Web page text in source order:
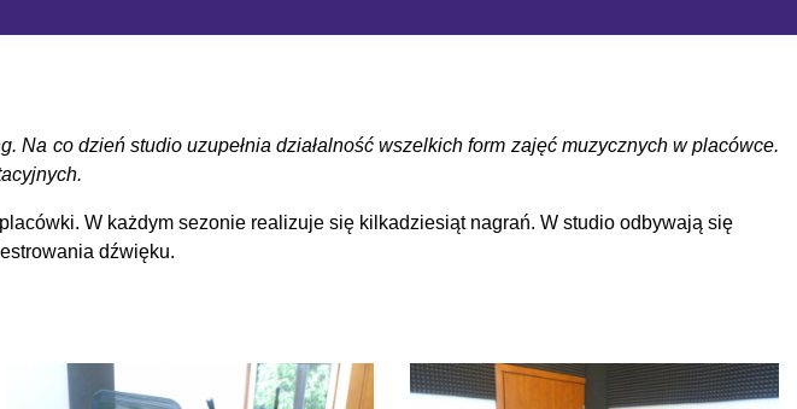
co dzień studio uzupełnia działalność wszelkich form zajęć muzycznych w placówce.
W każdym sezonie realizuje się kilkadziesiąt nagrań. W studio odbywają się
dźwięku.